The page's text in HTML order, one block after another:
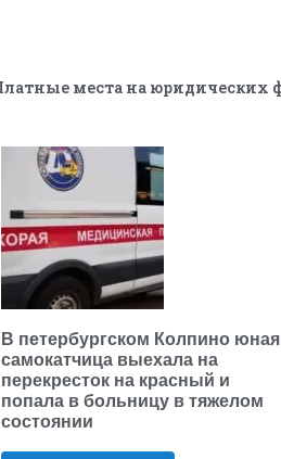
В петербургском Колпино юная
самокатчица выехала на
перекресток на красный и
попала в больницу в тяжелом
состоянии